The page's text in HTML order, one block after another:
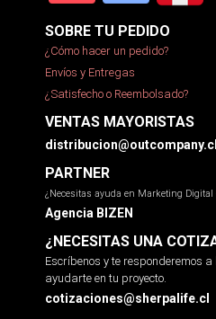
SOBRE TU PEDIDO
¿Cómo hacer un pedido?
Envíos y Entregas
¿Satisfecho o Reembolsado?
VENTAS MAYORISTAS
distribucion@outcompany.cl
PARTNER
¿Necesitas ayuda en Marketing Digital
Agencia BIZEN
¿NECESITAS UNA
Escríbenos y te responderemos
ayudarte en tu proyecto.
cotizaciones@sherpalife.cl